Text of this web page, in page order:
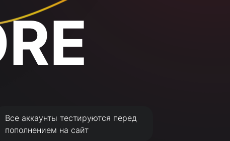
Все аккаунты тестируются перед
пополнением на сайт